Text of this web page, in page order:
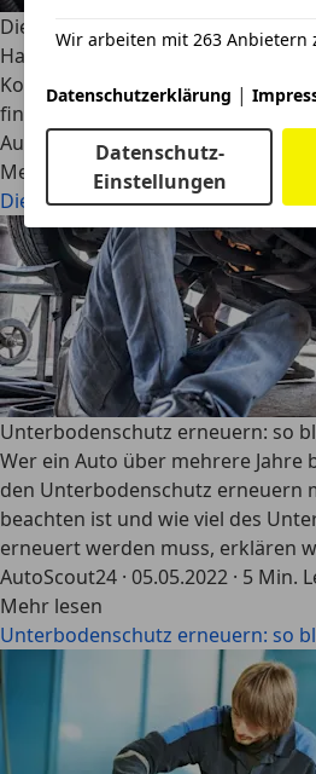
Wir arbeiten mit 263 Anbietern
Datenschutzerklärung |
Datenschutz-
Einstellungen
Die Autobatterie wechseln - das
Hat deine Autobatterie ihren Geist
Kosten mit Berechnungen und
findest du hier.
AutoScout24·09.05.2022
Mehr lesen
Die Autobatterie wechseln - das
Unterbodenschutz erneuern: so
Wer ein Auto über mehrere
den Unterbodenschutz erneuern
beachten ist und wie viel des
erneuert werden muss, erklären
AutoScout24 · 05.05.2022 · 5 Min.
Mehr lesen
Unterbodenschutz erneuern: so